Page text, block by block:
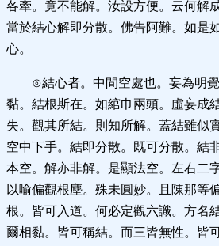
各牽。竟不能解。汝設方便。云何解
當於結心解即分散。佛告阿難。如是
心。
⊙結心者。中間空處也。妄為明
黏。結根斯在。如綰巾兩頭。虛妄成
失。觀其所結。則知所解。蓋結雖似
空中下手。結即分散。既可分散。結
本空。解亦非解。是顯法空。左右二
以喻偏觀根塵。殊未圓妙。且陳那等
根。皆可入道。何必定觀六識。方名
爾相黏。皆可稱結。而三皆無性。皆